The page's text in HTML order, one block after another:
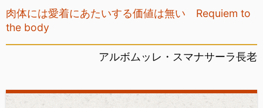
肉体には愛着にあたいする価値は無い Requiem to
the body
アルボムッレ・スマナサーラ長老